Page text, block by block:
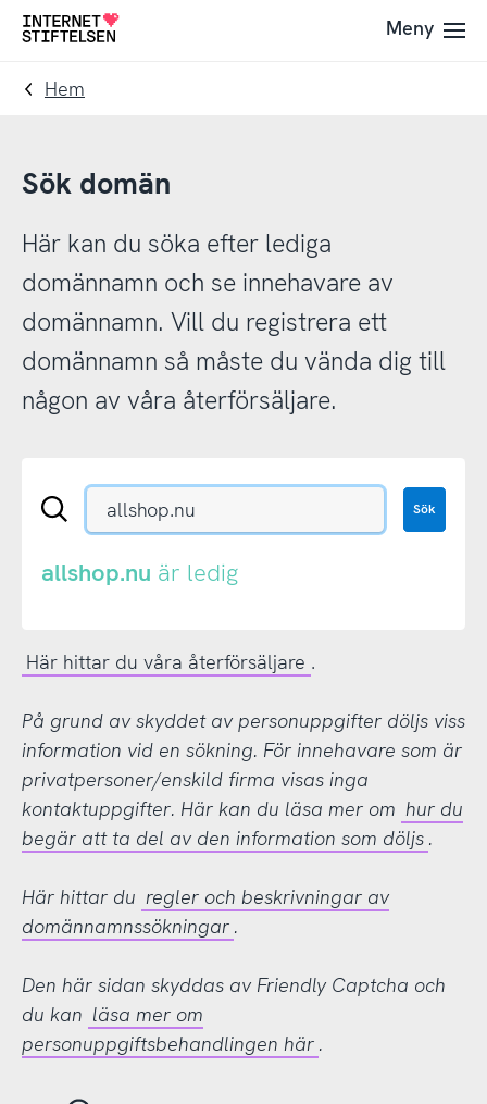
Till
navigering
Till
innehåll
Till
Meny
Hem
Sök domän
Här kan du söka efter lediga
domännamn och se innehavare av
domännamn. Vill du registrera ett
domännamn så måste du vända dig till
någon av våra återförsäljare.
Sök
eller
.nu-
Sök
allshop.nu är ledig
Här hittar du våra återförsäljare .
På grund av skyddet av personuppgifter döljs viss
information vid en sökning. För innehavare som är
privatpersoner/enskild firma visas inga
kontaktuppgifter. Här kan du läsa mer om hur du
begär att ta del av den information som döljs .
Här hittar du regler och beskrivningar av
domännamnssökningar .
Den här sidan skyddas av Friendly Captcha och
du kan läsa mer om
personuppgiftsbehandlingen här .